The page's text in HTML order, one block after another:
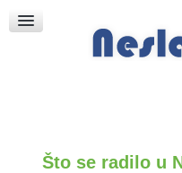
Crkva sv. Marka
Put k Bogu
Što se radilo u